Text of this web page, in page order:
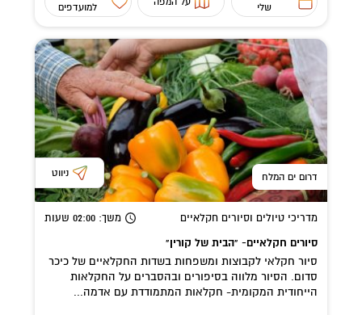
שלי
למועדפים
דרום ים המלח ניווט
מדריכי טיולים וסיורים חקלאיים משך: 02:00 שעות
סיורים חקלאיים- "הבית של קורין"
סיור חקלאי לקבוצות ומשפחות בשדות החקלאיים של כיכר
סדום. הסיור מלווה בסיפורים ובהסברים על החקלאות
הייחודית המקומית- חקלאות המתמודדת עם אדמה...